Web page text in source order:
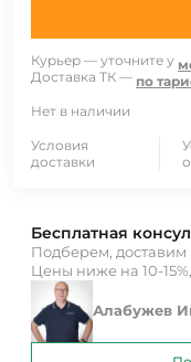
Курьер — уточните у
Доставка ТК — по
Нет в наличии
Условия
доставки
Бесплатная
Подберем, доставим
Цены ниже на 10-
Алабужев